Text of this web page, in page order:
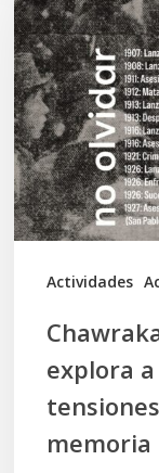
Actividades
explora
a
través
del
arte
las
tensiones
documentales
memoria
Mapuche
explora
memoria